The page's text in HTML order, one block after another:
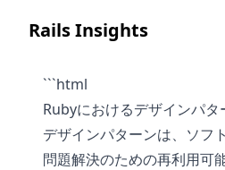
Rails Insights
```html
Rubyにおけるデザインパ
デザインパターンは、ソフ
問題解決のための再利用可